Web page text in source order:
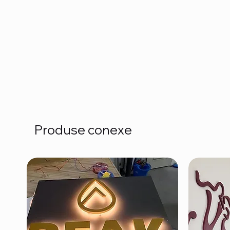
Produse conexe